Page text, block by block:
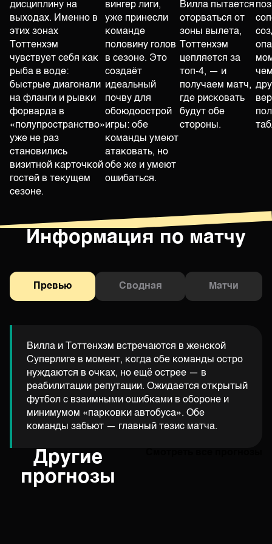
дисциплину на
выходах. Именно в
этих зонах
Тоттенхэм
чувствует себя как
рыба в воде:
быстрые диагонали
на фланги и рывки
форварда в
«полупространство»
уже не раз
становились
визитной карточкой
гостей в текущем
сезоне.
вингер лиги,
уже принесли
команде
половину голов
в сезоне. Это
создаёт
идеальный
почву для
обоюдоострой
игры: обе
команды умеют
атаковать, но
обе же и умеют
ошибаться.
Вилла пытается
оторваться от
зоны вылета,
Тоттенхэм
цепляется за
топ-4, — и
получаем матч,
где рисковать
будут обе
стороны.
Информация по матчу
Превью Сводная Матчи
Вилла и Тоттенхэм встречаются в женской
Суперлиге в момент, когда обе команды остро
нуждаются в очках, но ещё острее — в
реабилитации репутации. Ожидается открытый
футбол с взаимными ошибками в обороне и
минимумом «парковки автобуса». Обе
команды забьют — главный тезис матча.
Другие
прогнозы